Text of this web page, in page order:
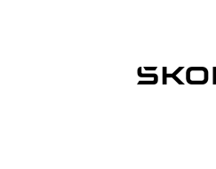
Nové vozy skladem